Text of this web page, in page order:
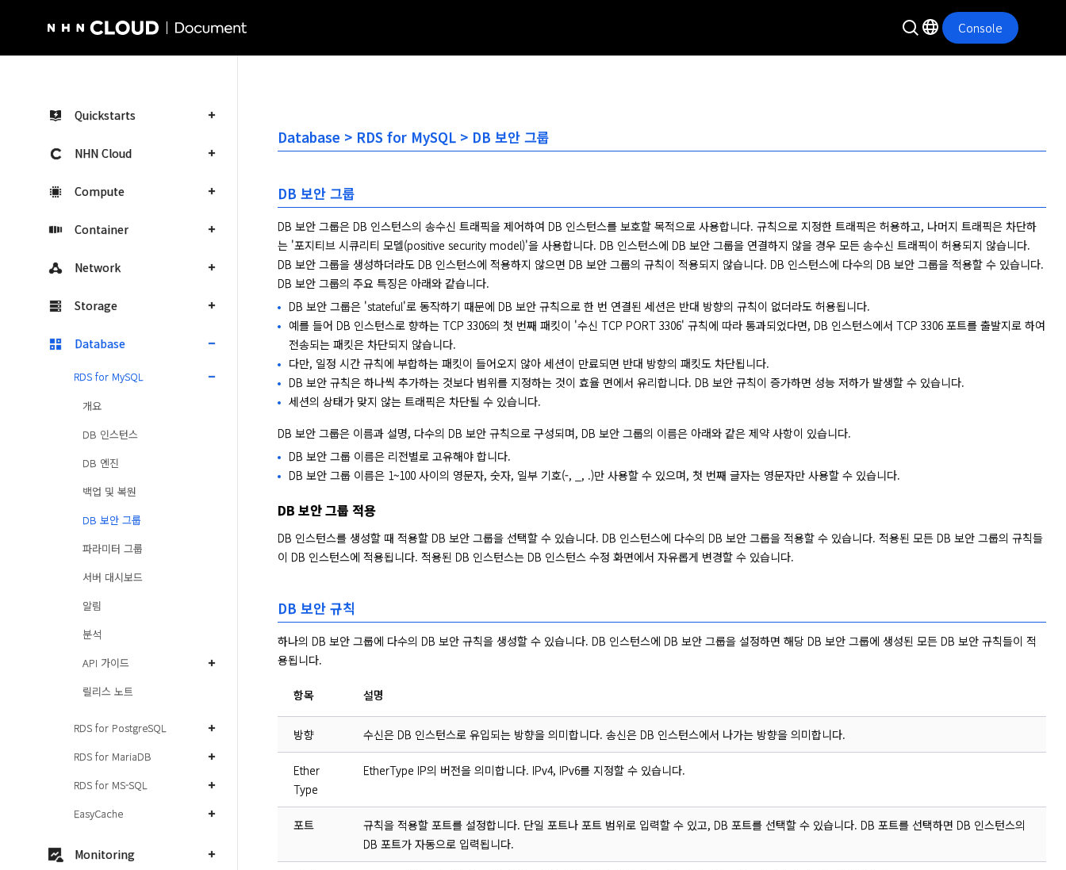
Console
Quickstarts
NHN Cloud
Compute
Container
Network
Storage
Database
RDS for MySQL
개요
DB 인스턴스
DB 엔진
백업 및 복원
DB 보안 그룹
파라미터 그룹
서버 대시보드
알림
분석
API 가이드
릴리스 노트
RDS for PostgreSQL
RDS for MariaDB
RDS for MS-SQL
EasyCache
Monitoring
Database > RDS for MySQL > DB 보안 그룹
DB 보안 그룹
DB 보안 그룹은 DB 인스턴스의 송수신 트래픽을 제어하여 DB 인스턴스를 보호할 목적으로 사용합니다. 규칙으로 지정한 트래픽은 허용하고, 나머지 트래픽은 차단하
는 '포지티브 시큐리티 모델(positive security model)'을 사용합니다. DB 인스턴스에 DB 보안 그룹을 연결하지 않을 경우 모든 송수신 트래픽이 허용되지 않습니다.
DB 보안 그룹을 생성하더라도 DB 인스턴스에 적용하지 않으면 DB 보안 그룹의 규칙이 적용되지 않습니다. DB 인스턴스에 다수의 DB 보안 그룹을 적용할 수 있습니다.
DB 보안 그룹의 주요 특징은 아래와 같습니다.
DB 보안 그룹은 'stateful'로 동작하기 때문에 DB 보안 규칙으로 한 번 연결된 세션은 반대 방향의 규칙이 없더라도 허용됩니다.
예를 들어 DB 인스턴스로 향하는 TCP 3306의 첫 번째 패킷이 '수신 TCP PORT 3306' 규칙에 따라 통과되었다면, DB 인스턴스에서 TCP 3306 포트를 출발지로 하여
전송되는 패킷은 차단되지 않습니다.
다만, 일정 시간 규칙에 부합하는 패킷이 들어오지 않아 세션이 만료되면 반대 방향의 패킷도 차단됩니다.
DB 보안 규칙은 하나씩 추가하는 것보다 범위를 지정하는 것이 효율 면에서 유리합니다. DB 보안 규칙이 증가하면 성능 저하가 발생할 수 있습니다.
세션의 상태가 맞지 않는 트래픽은 차단될 수 있습니다.
DB 보안 그룹은 이름과 설명, 다수의 DB 보안 규칙으로 구성되며, DB 보안 그룹의 이름은 아래와 같은 제약 사항이 있습니다.
DB 보안 그룹 이름은 리전별로 고유해야 합니다.
DB 보안 그룹 이름은 1~100 사이의 영문자, 숫자, 일부 기호(-, _, .)만 사용할 수 있으며, 첫 번째 글자는 영문자만 사용할 수 있습니다.
DB 보안 그룹 적용
DB 인스턴스를 생성할 때 적용할 DB 보안 그룹을 선택할 수 있습니다. DB 인스턴스에 다수의 DB 보안 그룹을 적용할 수 있습니다. 적용된 모든 DB 보안 그룹의 규칙들
이 DB 인스턴스에 적용됩니다. 적용된 DB 인스턴스는 DB 인스턴스 수정 화면에서 자유롭게 변경할 수 있습니다.
DB 보안 규칙
하나의 DB 보안 그룹에 다수의 DB 보안 규칙을 생성할 수 있습니다. DB 인스턴스에 DB 보안 그룹을 설정하면 해당 DB 보안 그룹에 생성된 모든 DB 보안 규칙들이 적
용됩니다.
항목 설명
방향 수신은 DB 인스턴스로 유입되는 방향을 의미합니다. 송신은 DB 인스턴스에서 나가는 방향을 의미합니다.
Ether
Type
EtherType IP의 버전을 의미합니다. IPv4, IPv6를 지정할 수 있습니다.
포트
규칙을 적용할 포트를 설정합니다. 단일 포트나 포트 범위로 입력할 수 있고, DB 포트를 선택할 수 있습니다. DB 포트를 선택하면 DB 인스턴스의
DB 포트가 자동으로 입력됩니다.